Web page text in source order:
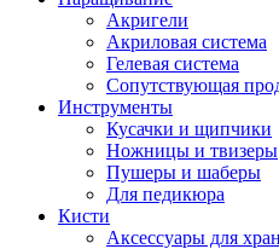
Акригели
Акриловая система
Гелевая система
Сопутствующая
Инструменты
Кусачки и щипчики
Ножницы и твизеры
Пушеры и шаберы
Для педикюра
Кисти
Аксессуары для